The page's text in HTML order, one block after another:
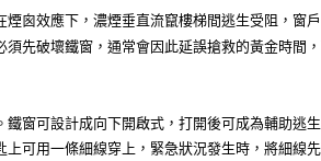
囪效應下，濃煙垂直流竄樓梯間逃生受阻，窗
先破壞鐵窗，通常會因此延誤搶救的黃金時間
窗可設計成向下開啟式，打開後可成為輔助逃
可用一條細線穿上，緊急狀況發生時，將細線